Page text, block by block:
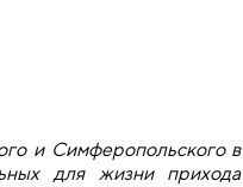
и Симферопольского в
для жизни прихода